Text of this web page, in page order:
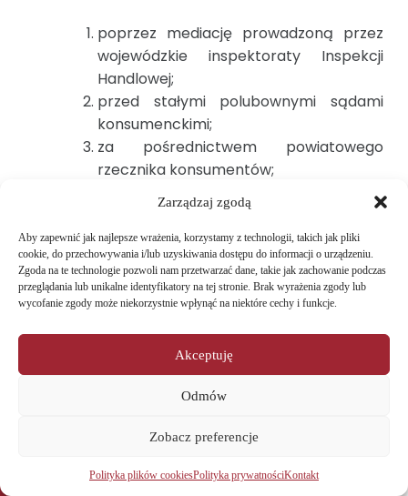
Zarządzaj zgodą
Aby zapewnić jak najlepsze wrażenia, korzystamy z technologii, takich jak pliki
cookie, do przechowywania i/lub uzyskiwania dostępu do informacji o urządzeniu.
Zgoda na te technologie pozwoli nam przetwarzać dane, takie jak zachowanie podczas
przeglądania lub unikalne identyfikatory na tej stronie. Brak wyrażenia zgody lub
wycofanie zgody może niekorzystnie wpłynąć na niektóre cechy i funkcje.
Akceptuję
Odmów
Zobacz preferencje
Polityka plików cookiesPolityka prywatnościKontakt
poprzez mediację prowadzoną przez
wojewódzkie inspektoraty Inspekcji
Handlowej;
przed stałymi polubownymi sądami
konsumenckimi;
za pośrednictwem powiatowego
rzecznika konsumentów;
za pośrednictwem unijnej platformy
ODR dostępnej pod adresem:
https://ec.europa.eu/consumers/odr/
Konsument lub Przedsiębiorca na prawach
Konsumenta nie może odstąpić od umowy,
jeżeli brak zgodności towaru z umową jest
nieistotny.
ROZDZIAŁ 16. OCHRONA DANYCH OSOBOWYCH
Sprzedawca. Dane osobowe Klientów
przepisami prawa oraz zgodnie z Polityką